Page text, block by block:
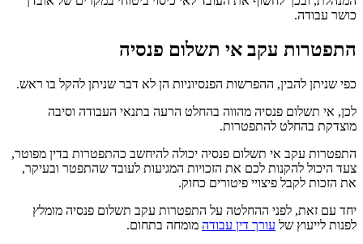
כושר עבודה.
התפטרות עקב אי תשלום פנסיה
כפי שניתן להבין, ההפרשות הפנסיוניות הן לא דבר שניתן להקל בו ראש.
לכן, אי תשלום פנסיה מהווה בהחלט הרעה בתנאי העבודה וסיבה
מוצדקת בהחלט להתפטרות.
התפטרות עקב אי תשלום פנסיה יכולה להיחשב כהתפטרות בדין מפוטר,
צעד היכול להקנות לכם את הזכויות המגיעות לעובד שהתפטר ובעיקר,
את הזכות לקבל פיצויי פיטורים כחוק.
יחד עם זאת, לפני ההחלטה על התפטרות עקב תשלום פנסיה מומלץ
לפנות לייעוץ של עורך דין עבודה מומחה בתחום.